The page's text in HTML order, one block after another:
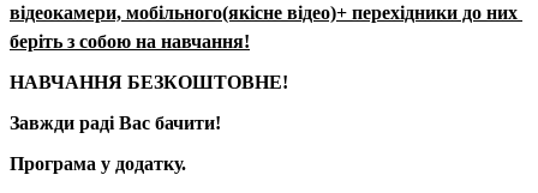
відеокамери, мобільного(якісне відео)+ перехідники до них 
беріть з собою на навчання!
НАВЧАННЯ БЕЗКОШТОВНЕ!
Завжди раді Вас бачити!
Програма у додатку.